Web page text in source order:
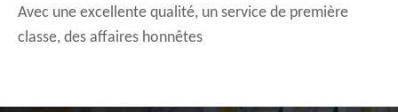
Avec une excellente qualité, un service de première
classe, des affaires honnêtes